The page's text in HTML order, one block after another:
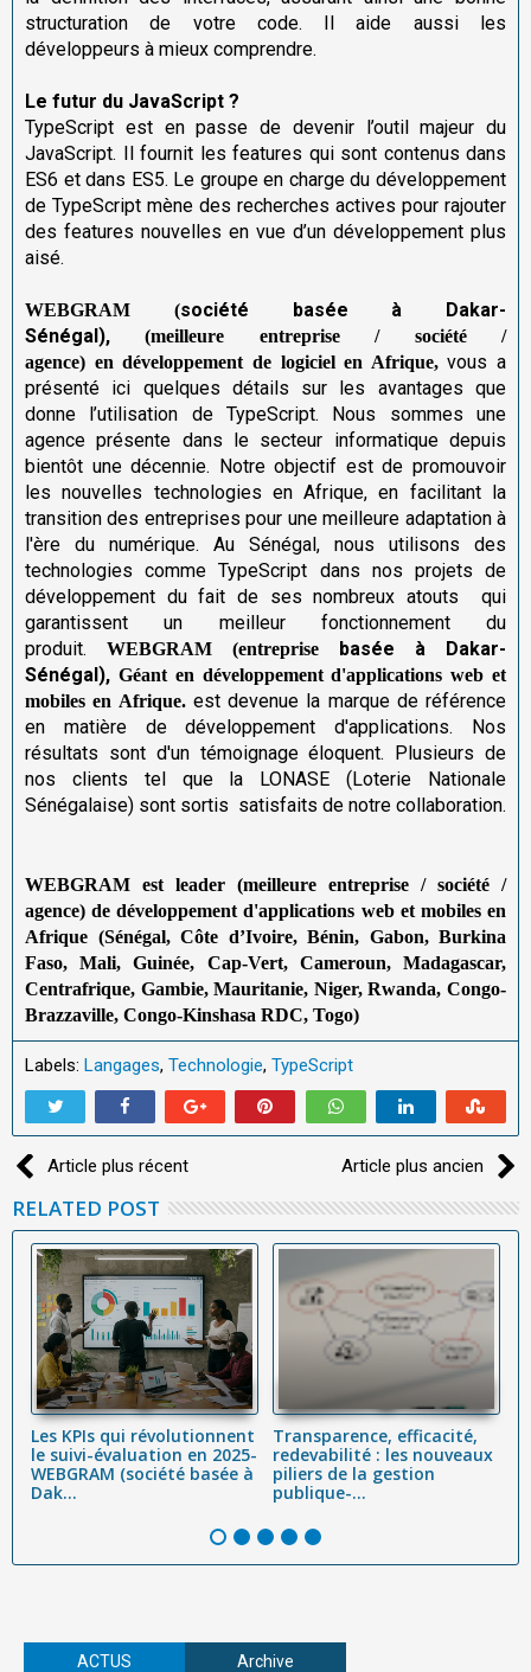
structuration de votre code. Il aide aussi les
développeurs à mieux comprendre.
Le futur du JavaScript ?
TypeScript est en passe de devenir l’outil majeur du
JavaScript. Il fournit les features qui sont contenus dans
ES6 et dans ES5. Le groupe en charge du développement
de TypeScript mène des recherches actives pour rajouter
des features nouvelles en vue d’un développement plus
aisé.
WEBGRAM (société basée à Dakar-
Sénégal),
(meilleure entreprise / société /
agence) en développement de logiciel en Afrique,vous a
présenté ici quelques détails sur les avantages que
donne l’utilisation de TypeScript. Nous sommes une
agence présente dans le secteur informatique depuis
bientôt une décennie. Notre objectif est de promouvoir
les nouvelles technologies en Afrique, en facilitant la
transition des entreprises pour une meilleure adaptation à
l'ère du numérique. Au Sénégal, nous utilisons des
technologies comme TypeScript dans nos projets de
développement du fait de ses nombreux atouts qui
garantissent un meilleur fonctionnement du
produit. WEBGRAM (entreprise basée à Dakar-
Sénégal), Géant en développement d'applications web et
mobiles en Afrique.est devenue la marque de référence
en matière de développement d'applications. Nos
résultats sont d'un témoignage éloquent. Plusieurs de
nos clients tel que la LONASE (Loterie Nationale
Sénégalaise) sont sortis satisfaits de notre collaboration.
WEBGRAM est leader (meilleure entreprise / société /
agence) de développement d'applications web et mobiles en
Afrique (Sénégal, Côte d’Ivoire, Bénin, Gabon, Burkina
Faso, Mali, Guinée, Cap-Vert, Cameroun, Madagascar,
Centrafrique, Gambie, Mauritanie, Niger, Rwanda, Congo-
Brazzaville, Congo-Kinshasa RDC, Togo)
Labels: Langages, Technologie, TypeScript
Article plus récent Article plus ancien
RELATED POST
Les KPIs qui révolutionnent
le suivi-évaluation en 2025-
WEBGRAM (société basée à
Dak...
Transparence, efficacité,
redevabilité : les nouveaux
piliers de la gestion
publique-...
ACTUS Archive